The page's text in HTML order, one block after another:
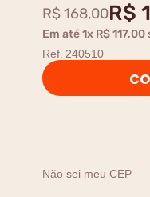
R$168,00R$
Em até1x R$117,00
Ref. 240510
Não sei meu CEP